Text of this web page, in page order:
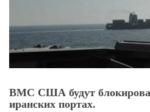
ВМС США будут
иранских портах.